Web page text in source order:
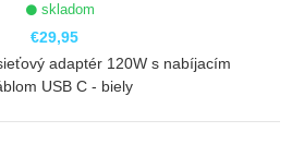
skladom
€29,95
adaptér 120W s nabíjacím
USB C - biely